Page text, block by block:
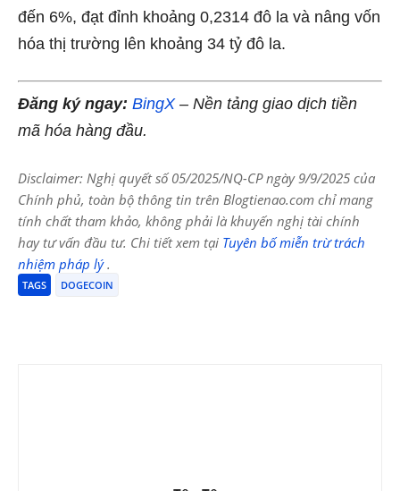
đến 6%, đạt đỉnh khoảng 0,2314 đô la và nâng vốn
hóa thị trường lên khoảng 34 tỷ đô la.
Đăng ký ngay: BingX– Nền tảng giao dịch tiền
mã hóa hàng đầu.
Disclaimer: Nghị quyết số 05/2025/NQ-CP ngày 9/9/2025 của
Chính phủ, toàn bộ thông tin trên Blogtienao.com chỉ mang
tính chất tham khảo, không phải là khuyến nghị tài chính
hay tư vấn đầu tư. Chi tiết xem tại Tuyên bố miễn trừ trách
nhiệm pháp lý.
TAGS DOGECOIN